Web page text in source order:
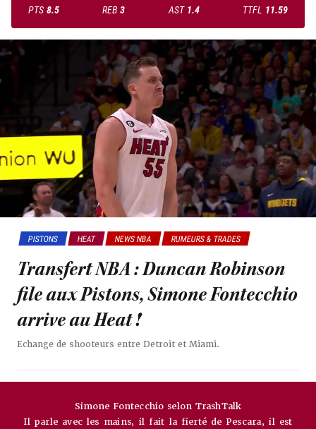
PTS 8.5 REB 3 AST 1.4 TTFL 11.59
PISTONS HEAT NEWS NBA RUMEURS & TRADES
Transfert NBA : Duncan Robinson
file aux Pistons, Simone Fontecchio
arrive au Heat !
Echange de shooteurs entre Detroit et Miami.
Simone Fontecchio selon TrashTalk
Il parle avec les mains, il fait la fierté de Pescara, il est